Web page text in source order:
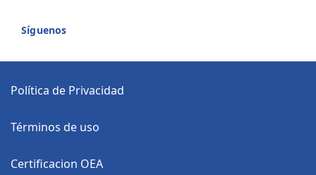
Síguenos
Política de Privacidad
Términos de uso
Certificacion OEA